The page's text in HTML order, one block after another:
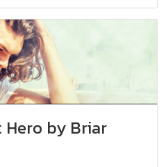
Hero by Briar